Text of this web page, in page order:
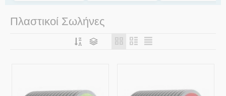
Πλαστικοί Σωλήνες